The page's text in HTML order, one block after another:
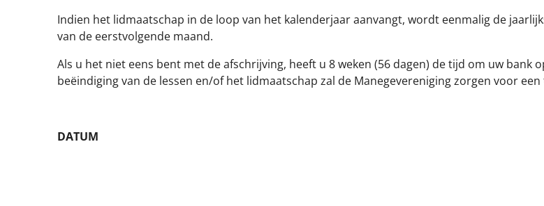
Indien het lidmaatschap in de loop van het kalenderjaar aanvangt, wordt eenmalig de
van de eerstvolgende maand.
Als u het niet eens bent met de afschrijving, heeft u 8 weken (56 dagen) de tijd om uw
beëindiging van de lessen en/of het lidmaatschap zal de Manegevereniging zorgen voor
DATUM